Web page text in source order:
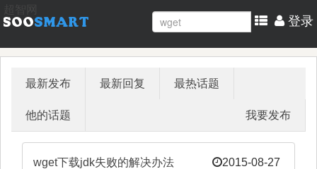
登录
最新发布 最新回复 最热话题
他的话题 我要发布
wget下载jdk失败的解决办法 2015-08-27